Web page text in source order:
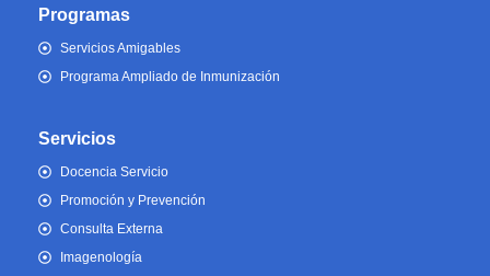
Programas
Servicios Amigables
Programa Ampliado de Inmunización
Servicios
Docencia Servicio
Promoción y Prevención
Consulta Externa
Imagenología